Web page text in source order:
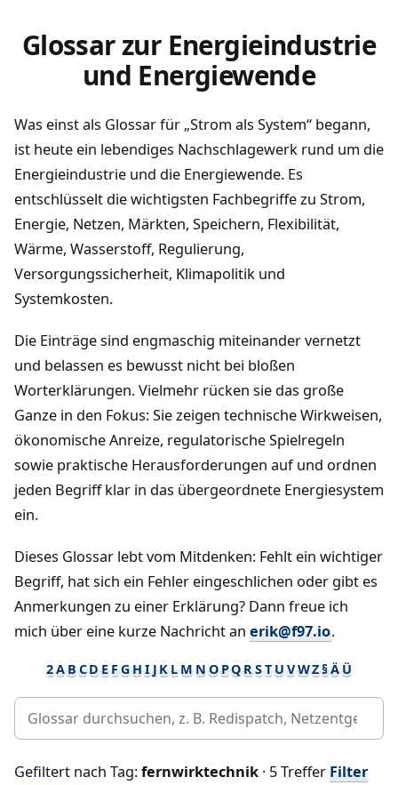
Glossar zur Energieindustrie
und Energiewende
Was einst als Glossar für „Strom als System“ begann,
ist heute ein lebendiges Nachschlagewerk rund um die
Energieindustrie und die Energiewende. Es
entschlüsselt die wichtigsten Fachbegriffe zu Strom,
Energie, Netzen, Märkten, Speichern, Flexibilität,
Wärme, Wasserstoff, Regulierung,
Versorgungssicherheit, Klimapolitik und
Systemkosten.
Die Einträge sind engmaschig miteinander vernetzt
und belassen es bewusst nicht bei bloßen
Worterklärungen. Vielmehr rücken sie das große
Ganze in den Fokus: Sie zeigen technische Wirkweisen,
ökonomische Anreize, regulatorische Spielregeln
sowie praktische Herausforderungen auf und ordnen
jeden Begriff klar in das übergeordnete Energiesystem
ein.
Dieses Glossar lebt vom Mitdenken: Fehlt ein wichtiger
Begriff, hat sich ein Fehler eingeschlichen oder gibt es
Anmerkungen zu einer Erklärung? Dann freue ich
mich über eine kurze Nachricht an erik@f97.io.
2A B CD E FG H I J K L M N O PQ R ST U VWZ§Ä Ü
Gefiltert nach Tag:fernwirktechnik · 5 Treffer Filter